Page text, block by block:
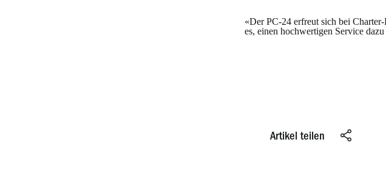
«Der PC-24 erfreut sich bei
es, einen hochwertigen Service
Artikel teilen